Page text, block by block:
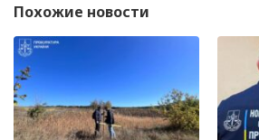
Похожие новости